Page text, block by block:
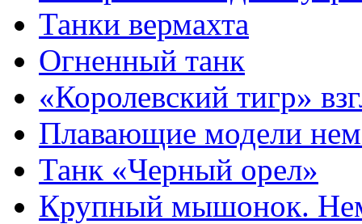
Танки вермахта
Огненный танк
«Королевский тигр»
Плавающие модели
Танк «Черный орел»
Крупный мышонок.